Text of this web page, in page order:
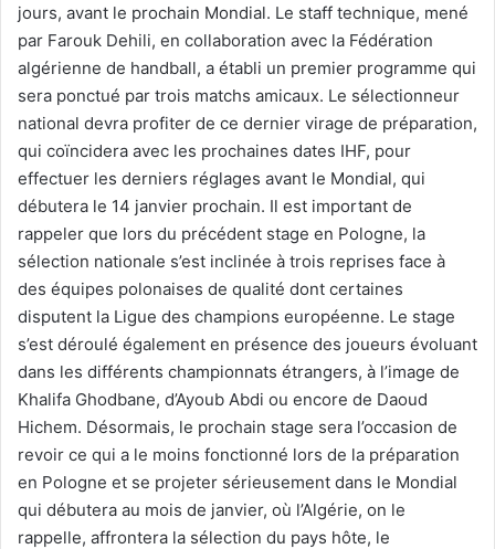
jours, avant le prochain Mondial. Le staff technique, mené
par Farouk Dehili, en collaboration avec la Fédération
algérienne de handball, a établi un premier programme qui
sera ponctué par trois matchs amicaux. Le sélectionneur
national devra profiter de ce dernier virage de préparation,
qui coïncidera avec les prochaines dates IHF, pour
effectuer les derniers réglages avant le Mondial, qui
débutera le 14 janvier prochain. Il est important de
rappeler que lors du précédent stage en Pologne, la
sélection nationale s’est inclinée à trois reprises face à
des équipes polonaises de qualité dont certaines
disputent la Ligue des champions européenne. Le stage
s’est déroulé également en présence des joueurs évoluant
dans les différents championnats étrangers, à l’image de
Khalifa Ghodbane, d’Ayoub Abdi ou encore de Daoud
Hichem. Désormais, le prochain stage sera l’occasion de
revoir ce qui a le moins fonctionné lors de la préparation
en Pologne et se projeter sérieusement dans le Mondial
qui débutera au mois de janvier, où l’Algérie, on le
rappelle, affrontera la sélection du pays hôte, le